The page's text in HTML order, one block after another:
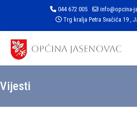
044 672 005
info@opcina-
Trg kralja Petra Svačića 19 ,
Vijesti